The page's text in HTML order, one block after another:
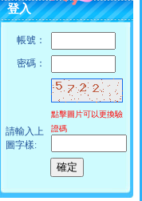
登入
帳號：
密碼：
請輸入上
圖字樣:
點擊圖片可以更換驗
證碼